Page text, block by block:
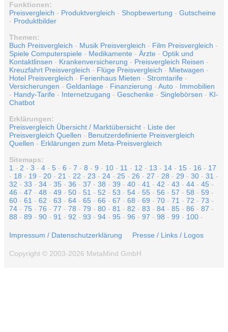
Funktionen:
Preisvergleich - Produktvergleich - Shopbewertung - Gutscheine
- Produktbilder
Themen:
Buch Preisvergleich - Musik Preisvergleich - Film Preisvergleich -
Spiele Computerspiele - Medikamente - Ärzte - Optik und
Kontaktlinsen - Krankenversicherung - Preisvergleich Reisen -
Kreuzfahrt Preisvergleich - Flüge Preisvergleich - Mietwagen -
Hotel Preisvergleich - Ferienhaus Mieten - Stromtarife -
Versicherungen - Geldanlage - Finanzierung - Auto - Immobilien
- Handy-Tarife - Internetzugang - Geschenke - Singlebörsen - KI-
Chatbot
Erklärungen:
Preisvergleich Übersicht / Marktübersicht - Liste der
Preisvergleich Quellen - Benutzerdefinierte Preisvergleich
Quellen - Erklärungen zum Meta-Preisvergleich
Sitemaps:
1 - 2 - 3 - 4 - 5 - 6 - 7 - 8 - 9 - 10 - 11 - 12 - 13 - 14 - 15 - 16 - 17
- 18 - 19 - 20 - 21 - 22 - 23 - 24 - 25 - 26 - 27 - 28 - 29 - 30 - 31 -
32 - 33 - 34 - 35 - 36 - 37 - 38 - 39 - 40 - 41 - 42 - 43 - 44 - 45 -
46 - 47 - 48 - 49 - 50 - 51 - 52 - 53 - 54 - 55 - 56 - 57 - 58 - 59 -
60 - 61 - 62 - 63 - 64 - 65 - 66 - 67 - 68 - 69 - 70 - 71 - 72 - 73 -
74 - 75 - 76 - 77 - 78 - 79 - 80 - 81 - 82 - 83 - 84 - 85 - 86 - 87 -
88 - 89 - 90 - 91 - 92 - 93 - 94 - 95 - 96 - 97 - 98 - 99 - 100 -
Impressum / Datenschutzerklärung Presse / Links / Logos
Copyright © 2003-2026 MetaMind GmbH